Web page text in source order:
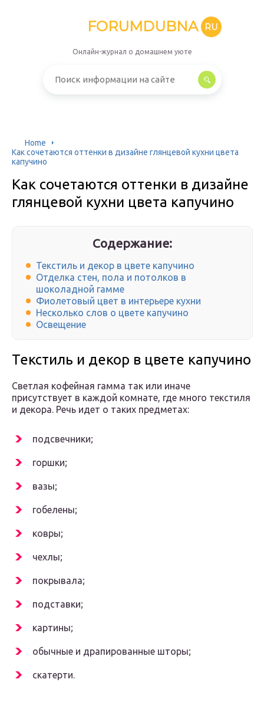
FORUMDUBNA RU
Онлайн-журнал о домашнем уюте
Home
Как сочетаются оттенки в дизайне глянцевой кухни цвета
капучино
Как сочетаются оттенки в дизайне
глянцевой кухни цвета капучино
Содержание:
Текстиль и декор в цвете капучино
Отделка стен, пола и потолков в
шоколадной гамме
Фиолетовый цвет в интерьере кухни
Несколько слов о цвете капучино
Освещение
Текстиль и декор в цвете капучино
Светлая кофейная гамма так или иначе
присутствует в каждой комнате, где много текстиля
и декора. Речь идет о таких предметах:
подсвечники;
горшки;
вазы;
гобелены;
ковры;
чехлы;
покрывала;
подставки;
картины;
обычные и драпированные шторы;
скатерти.